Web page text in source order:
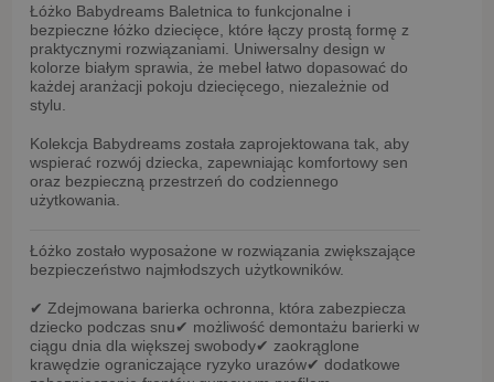
Łóżko Babydreams Baletnica to funkcjonalne i
bezpieczne łóżko dziecięce, które łączy prostą formę z
praktycznymi rozwiązaniami. Uniwersalny design w
kolorze białym sprawia, że mebel łatwo dopasować do
każdej aranżacji pokoju dziecięcego, niezależnie od
stylu.
Kolekcja Babydreams została zaprojektowana tak, aby
wspierać rozwój dziecka, zapewniając komfortowy sen
oraz bezpieczną przestrzeń do codziennego
użytkowania.
Łóżko zostało wyposażone w rozwiązania zwiększające
bezpieczeństwo najmłodszych użytkowników.
✔ Zdejmowana barierka ochronna , która zabezpiecza
dziecko podczas snu✔ możliwość demontażu barierki w
ciągu dnia dla większej swobody✔ zaokrąglone
krawędzie ograniczające ryzyko urazów✔ dodatkowe